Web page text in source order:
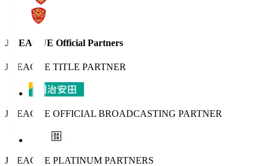
J.LEAGUE Official Partners
J.LEAGUE TITLE PARTNER
J.LEAGUE OFFICIAL BROADCASTING PARTNER
J.LEAGUE PLATINUM PARTNERS